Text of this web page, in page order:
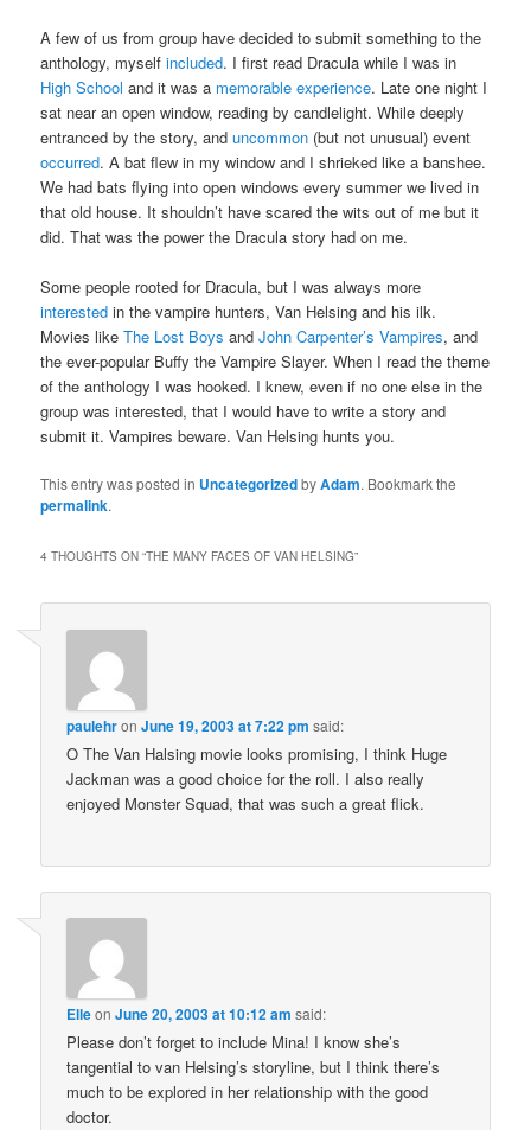
A few of us from group have decided to submit something to the
anthology, myselfincluded. I first read Dracula while I was in
High School and it was a memorable experience. Late one night I
sat near an open window, reading by candlelight. While deeply
entranced by the story, anduncommon (but not unusual) event
occurred. A bat flew in my window and I shrieked like a banshee.
We had bats flying into open windows every summer we lived in
that old house. It shouldn’t have scared the wits out of me but it
did. That was the power the Dracula story had on me.
Some people rooted for Dracula, but I was always more
interested in the vampire hunters, Van Helsing and his ilk.
Movies likeThe Lost Boys andJohn Carpenter’s Vampires, and
the ever-popular Buffy the Vampire Slayer. When I read the theme
of the anthology I was hooked. I knew, even if no one else in the
group was interested, that I would have to write a story and
submit it. Vampires beware. Van Helsing hunts you.
This entry was posted in UncategorizedbyAdam. Bookmark the
permalink.
4 THOUGHTS ON “THE MANY FACES OF VAN HELSING”
paulehronJune 19, 2003 at 7:22 pm said:
O The Van Halsing movie looks promising, I think Huge
Jackman was a good choice for the roll. I also really
enjoyed Monster Squad, that was such a great flick.
ElleonJune 20, 2003 at 10:12 am said:
Please don’t forget to include Mina! I know she’s
tangential to van Helsing’s storyline, but I think there’s
much to be explored in her relationship with the good
doctor.